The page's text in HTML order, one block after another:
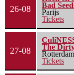
26-08
Bad
Parijs
Tickets
27-08
The
Rotterdam
Tickets